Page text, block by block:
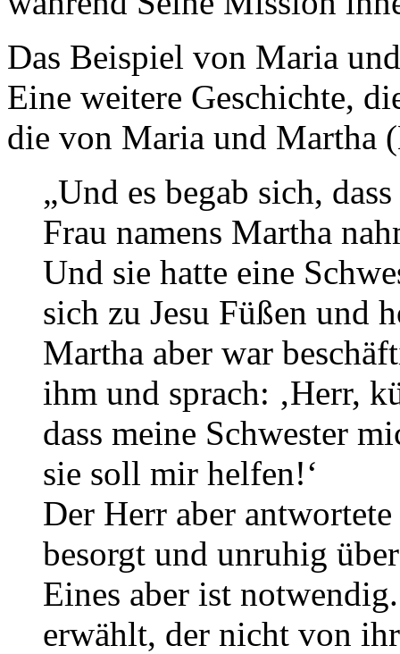
Das Beispiel von Maria
Eine weitere Geschichte,
die von Maria und Martha
„Und es begab sich,
Frau namens Martha
Und sie hatte eine
sich zu Jesu Füßen und
Martha aber war
ihm und sprach: ‚Herr,
dass meine Schwester
sie soll mir helfen!‘
Der Herr aber
besorgt und unruhig
Eines aber ist
erwählt, der nicht von